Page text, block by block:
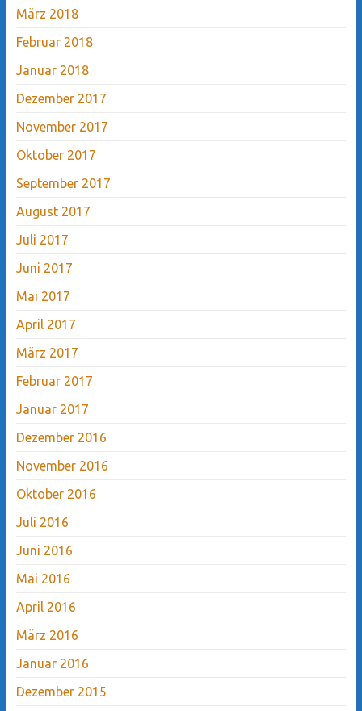
März 2018
Februar 2018
Januar 2018
Dezember 2017
November 2017
Oktober 2017
September 2017
August 2017
Juli 2017
Juni 2017
Mai 2017
April 2017
März 2017
Februar 2017
Januar 2017
Dezember 2016
November 2016
Oktober 2016
Juli 2016
Juni 2016
Mai 2016
April 2016
März 2016
Januar 2016
Dezember 2015